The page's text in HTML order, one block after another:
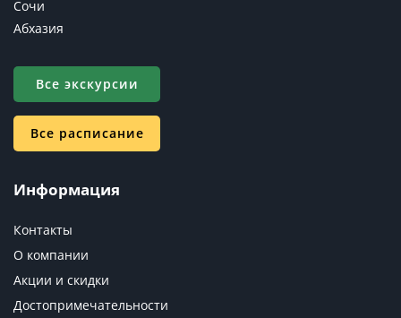
Сочи
Абхазия
Все экскурсии
Все расписание
Информация
Контакты
О компании
Акции и скидки
Достопримечательности